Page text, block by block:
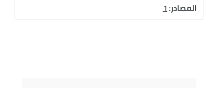
المصادر:1